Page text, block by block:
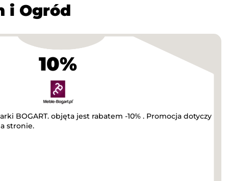
i Ogród
10%
BOGART. objęta jest rabatem -10% . Promocja dotyczy
stronie.